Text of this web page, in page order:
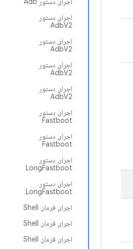
اجرای دستور
AdbV2
اجرای دستور
AdbV2
اجرای دستور
AdbV2
اجرای دستور
AdbV2
اجرای دستور
Fastboot
اجرای دستور
Fastboot
اجرای دستور
LongFastboot
اجرای دستور
LongFastboot
اجرای فرمان Shell
اجرای فرمان Shell
اجرای فرمان Shell